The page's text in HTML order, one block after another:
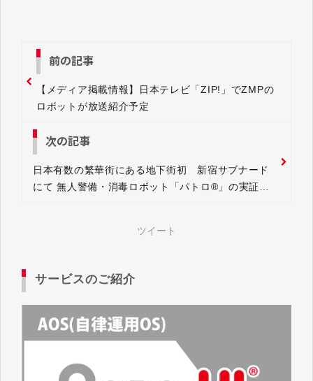
前の記事
【メディア掲載情報】日本テレビ「ZIP!」でZMPの
ロボットが放送紹介予定
次の記事
日本有数の繁華街にある地下街初 新宿サブナード
にて 無人警備・消毒ロボット「パトロ®」の実証実
ツイート
サービスのご紹介